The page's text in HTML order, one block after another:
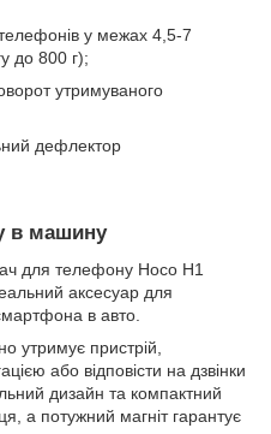
у межах 4,5-7
до 800 г);
утримуваного
дефлектор
в машину
для телефону Hoco H1
аксесуар для
в авто.
утримує пристрій,
або відповісти на дзвінки
дизайн та компактний
а потужний магніт гарантує